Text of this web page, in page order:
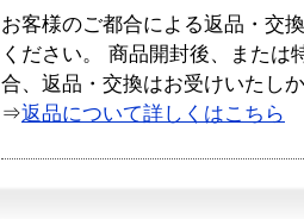
お客様のご都合による返品・交
ください。 商品開封後、または
合、返品・交換はお受けいたし
⇒返品について詳しくはこちら